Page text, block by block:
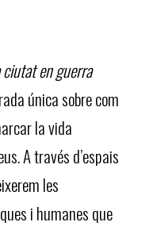
en guerra
única sobre com
la vida
A través d’espais
les
i humanes que